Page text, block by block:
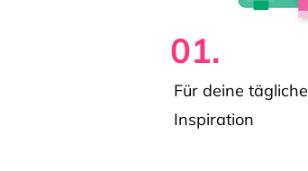
01.
Für deine tägliche
Inspiration